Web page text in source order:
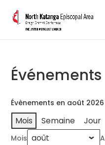
Événements
Évènements en août 2026
Mois Semaine Jour
Mois